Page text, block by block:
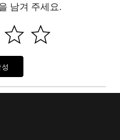
남겨 주세요.